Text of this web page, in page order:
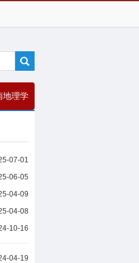
地理学
07-01
06-05
04-09
04-08
10-16
04-19